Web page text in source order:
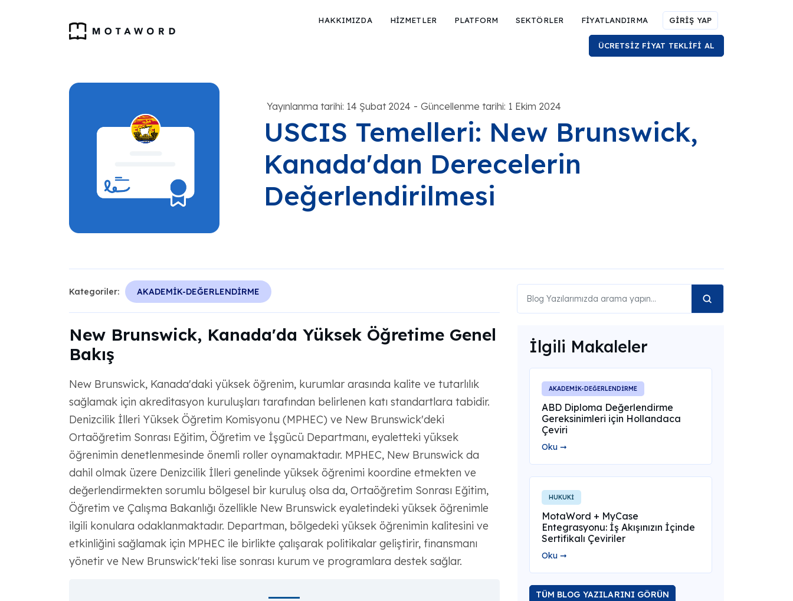
HAKKIMIZDA HİZMETLER PLATFORM SEKTÖRLER FİYATLANDIRMA GİRİŞ YAP
ÜCRETSİZ FİYAT TEKLİFİ AL
Yayınlanma tarihi: 14 Şubat 2024 - Güncellenme tarihi: 1 Ekim 2024
USCIS Temelleri: New Brunswick,
Kanada'dan Derecelerin
Değerlendirilmesi
Kategoriler: AKADEMİK-DEĞERLENDİRME
New Brunswick, Kanada'da Yüksek Öğretime Genel
Bakış
New Brunswick, Kanada'daki yüksek öğrenim, kurumlar arasında kalite ve tutarlılık
sağlamak için akreditasyon kuruluşları tarafından belirlenen katı standartlara tabidir.
Denizcilik İlleri Yüksek Öğretim Komisyonu (MPHEC) ve New Brunswick'deki
Ortaöğretim Sonrası Eğitim, Öğretim ve İşgücü Departmanı, eyaletteki yüksek
öğrenimin denetlenmesinde önemli roller oynamaktadır. MPHEC, New Brunswick da
dahil olmak üzere Denizcilik İlleri genelinde yüksek öğrenimi koordine etmekten ve
değerlendirmekten sorumlu bölgesel bir kuruluş olsa da, Ortaöğretim Sonrası Eğitim,
Öğretim ve Çalışma Bakanlığı özellikle New Brunswick eyaletindeki yüksek öğrenimle
ilgili konulara odaklanmaktadır. Departman, bölgedeki yüksek öğrenimin kalitesini ve
etkinliğini sağlamak için MPHEC ile birlikte çalışarak politikalar geliştirir, finansmanı
yönetir ve New Brunswick'teki lise sonrası kurum ve programlara destek sağlar.
İlgili Makaleler
AKADEMİK-DEĞERLENDİRME
ABD Diploma Değerlendirme
Gereksinimleri için Hollandaca
Çeviri
Oku ➞
HUKUKİ
MotaWord + MyCase
Entegrasyonu: İş Akışınızın İçinde
Sertifikalı Çeviriler
Oku ➞
TÜM BLOG YAZILARINI GÖRÜN